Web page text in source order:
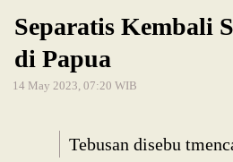
Separatis Kembali
di Papua
14 May 2023, 07:20 WIB
Tebusan disebu